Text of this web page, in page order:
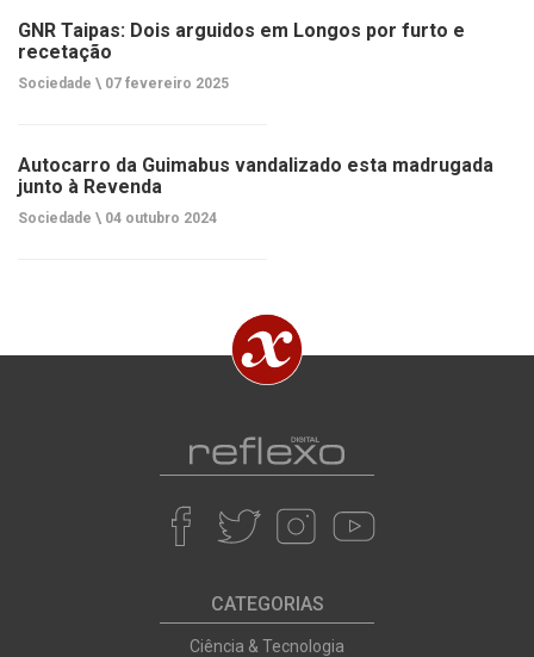
GNR Taipas: Dois arguidos em Longos por furto e
recetação
Sociedade \ 07 fevereiro 2025
Autocarro da Guimabus vandalizado esta madrugada
junto à Revenda
Sociedade \ 04 outubro 2024
CATEGORIAS
Ciência & Tecnologia